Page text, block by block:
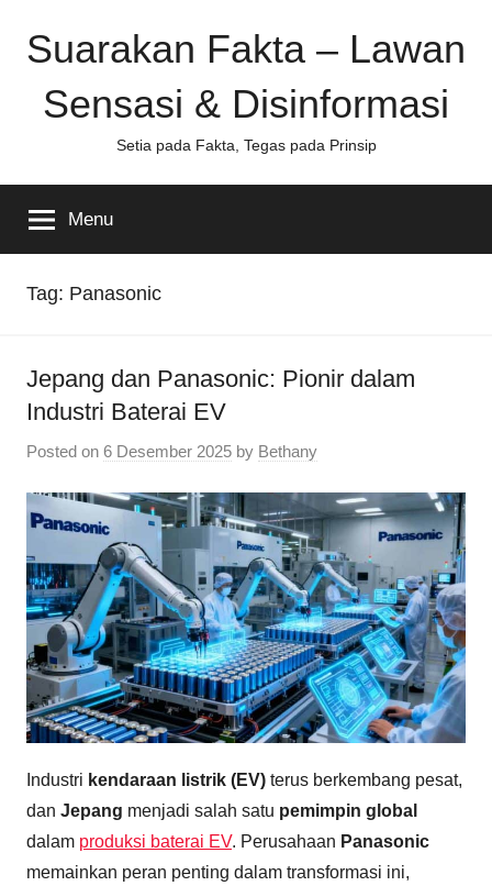
Suarakan Fakta – Lawan
Sensasi & Disinformasi
Setia pada Fakta, Tegas pada Prinsip
Menu
Tag: Panasonic
Jepang dan Panasonic: Pionir dalam
Industri Baterai EV
Posted on 6 Desember 2025 by Bethany
Industri kendaraan listrik (EV) terus berkembang pesat,
dan Jepang menjadi salah satu pemimpin global
dalam produksi baterai EV. Perusahaan Panasonic
memainkan peran penting dalam transformasi ini,